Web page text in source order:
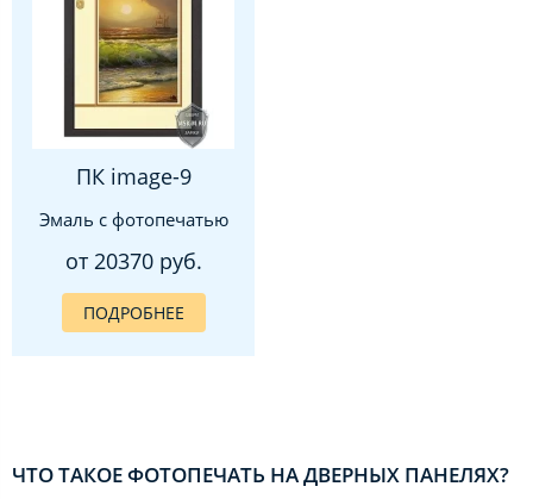
ПК image-9
Эмаль с фотопечатью
от 20370 руб.
ПОДРОБНЕЕ
ЧТО ТАКОЕ ФОТОПЕЧАТЬ НА ДВЕРНЫХ ПАНЕЛЯХ?